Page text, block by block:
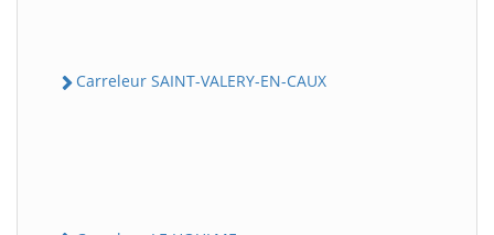
Carreleur SAINT-VALERY-EN-CAUX